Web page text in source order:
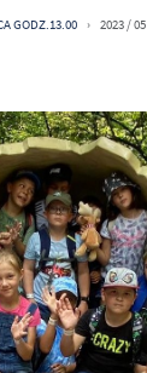
GODZ.13.00 2023 / 05